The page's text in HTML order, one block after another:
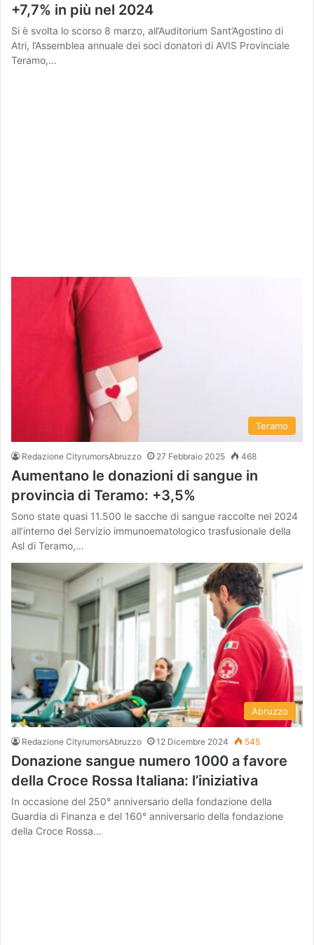
+7,7% in più nel 2024
Si è svolta lo scorso 8 marzo, all’Auditorium Sant’Agostino di
Atri, l’Assemblea annuale dei soci donatori di AVIS Provinciale
Teramo,…
Teramo
Redazione CityrumorsAbruzzo 27 Febbraio 2025 468
Aumentano le donazioni di sangue in
provincia di Teramo: +3,5%
Sono state quasi 11.500 le sacche di sangue raccolte nel 2024
all’interno del Servizio immunoematologico trasfusionale della
Asl di Teramo,…
Abruzzo
Redazione CityrumorsAbruzzo 12 Dicembre 2024 545
Donazione sangue numero 1000 a favore
della Croce Rossa Italiana: l’iniziativa
In occasione del 250° anniversario della fondazione della
Guardia di Finanza e del 160° anniversario della fondazione
della Croce Rossa…